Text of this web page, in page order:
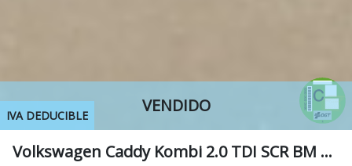
VENDIDO
IVA DEDUCIBLE
Volkswagen Caddy Kombi 2.0 TDI SCR BM 102CV 4 Puertas 5 Plazas